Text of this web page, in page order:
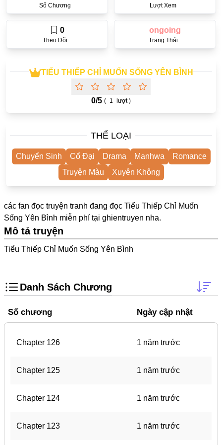
One Shot
#Âu Cổ
Showbiz
Mature
Trọng Sinh
Doujinshi
Thanh Xuân Vườn Trường
Shoujo Ai
#Trâu Già Gặm Cỏ Non
Demons
Anime
#Hoàng Gia
TIỂU THIẾP CHỈ MUỐN SỐNG YÊN BÌNH
0/5 ( 1 lượt )
Số Chương Lượt Xem
Theo Dõi
0
Trạng Thái
ongoing
THỂ LOẠI
Chuyển Sinh Cổ Đại Drama Manhwa
Romance
Truyện Màu
Xuyên Không
các fan đọc truyện tranh đang đọc Tiểu Thiếp Chỉ Muốn
Sống Yên Bình miễn phí tại ghientruyen nha.
Mô tả truyện
Tiểu Thiếp Chỉ Muốn Sống Yên Bình
Danh Sách Chương
Số chương Ngày cập nhật
Chapter 126 1 năm trước
Chapter 125 1 năm trước
Chapter 124 1 năm trước
Chapter 123 1 năm trước